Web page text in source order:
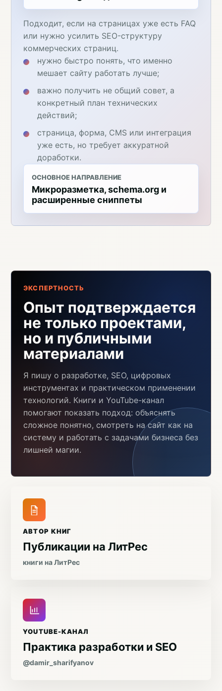
Подходит, если на страницах уже есть FAQ
или нужно усилить SEO-структуру
коммерческих страниц.
нужно быстро понять, что именно
мешает сайту работать лучше;
важно получить не общий совет, а
конкретный план технических
действий;
страница, форма, CMS или интеграция
уже есть, но требует аккуратной
доработки.
ОСНОВНОЕ НАПРАВЛЕНИЕ
Микроразметка, schema.org и
расширенные сниппеты
ЭКСПЕРТНОСТЬ
Опыт подтверждается
не только проектами,
но и публичными
материалами
Я пишу о разработке, SEO, цифровых
инструментах и практическом применении
технологий. Книги и YouTube-канал
помогают показать подход: объяснять
сложное понятно, смотреть на сайт как на
систему и работать с задачами бизнеса без
лишней магии.
АВТОР КНИГ
Публикации на ЛитРес
книги на ЛитРес
YOUTUBE-КАНАЛ
Практика разработки и SEO
@damir_sharifyanov